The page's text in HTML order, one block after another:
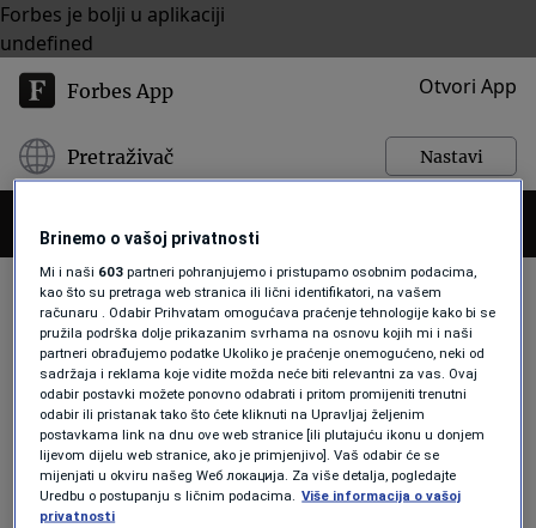
Forbes je bolji u aplikaciji
undefined
Forbes App Otvori App
Pretraživač Nastavi
VLADA RS
EKONOMIJA
"I prošle godine sam rekao isto,
nema ništa od povećanja minimalne
plate u FBiH bez fiskalnih reformi.
Brinemo o vašoj privatnosti
Mi i naši 603 partneri pohranjujemo i pristupamo osobnim podacima,
kao što su pretraga web stranica ili lični identifikatori, na vašem
računaru . Odabir Prihvatam omogućava praćenje tehnologije kako bi se
pružila podrška dolje prikazanim svrhama na osnovu kojih mi i naši
partneri obrađujemo podatke Ukoliko je praćenje onemogućeno, neki od
sadržaja i reklama koje vidite možda neće biti relevantni za vas. Ovaj
odabir postavki možete ponovno odabrati i pritom promijeniti trenutni
odabir ili pristanak tako što ćete kliknuti na Upravljaj željenim
postavkama link na dnu ove web stranice [ili plutajuću ikonu u donjem
lijevom dijelu web stranice, ako je primjenjivo]. Vaš odabir će se
mijenjati u okviru našeg Wеб локација. Za više detalja, pogledajte
Uredbu o postupanju s ličnim podacima.
Više informacija o vašoj
privatnosti